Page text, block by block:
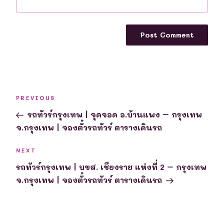
Previous
Post
PREVIOUS
รถทัวร์กรุงเทพ | จุดจอด อ.บ้านแพง – กรุงเทพ
จ.กรุงเทพ | จองตั๋วรถทัวร์ ตารางเดินรถ
Next
Post
NEXT
รถทัวร์กรุงเทพ | บขส. เชียงราย แห่งที่ 2 – กรุงเทพ
จ.กรุงเทพ | จองตั๋วรถทัวร์ ตารางเดินรถ